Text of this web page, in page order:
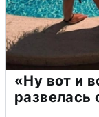
«Ну вот и